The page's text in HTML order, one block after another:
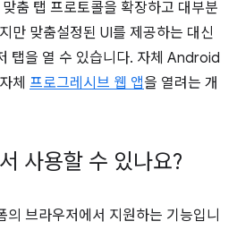
맞춤 탭 프로토콜을 확장하고 대부분
만 맞춤설정된 UI를 제공하는 대신
탭을 열 수 있습니다. 자체 Android
체 프로그레시브 웹 앱을 열려는 개
사용할 수 있나요?
브라우저에서 지원하는 기능입니